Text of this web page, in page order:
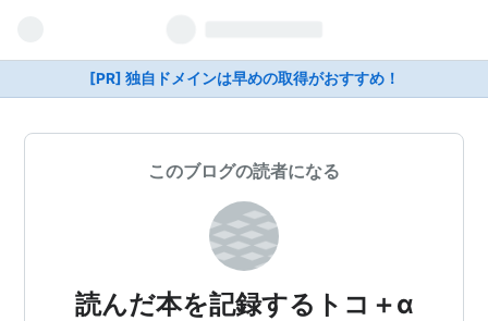
[PR] 独自ドメインは早めの取得がおすすめ！
このブログの読者になる
読んだ本を記録するトコ＋α